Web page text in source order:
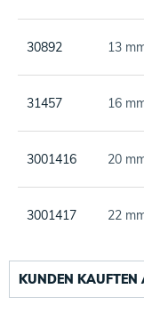
30892 13
31457 16
3001416 20
3001417 22
KUNDEN KAUFTEN